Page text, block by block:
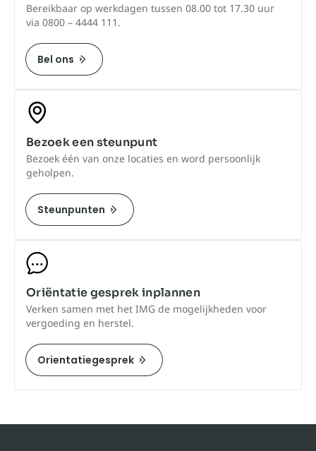
Bereikbaar op werkdagen tussen 08.00 tot 17.30 uur
via 0800 – 4444 111.
Bel ons
Bezoek een steunpunt
Bezoek één van onze locaties en word persoonlijk
geholpen.
Steunpunten
Oriëntatie gesprek inplannen
Verken samen met het IMG de mogelijkheden voor
vergoeding en herstel.
Orientatiegesprek